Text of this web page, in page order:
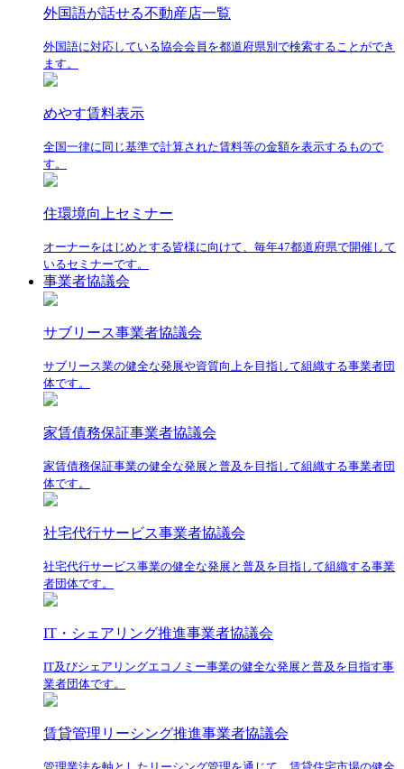
外国語が話せる不動産店一覧
外国語に対応している協会会員を都道府県別で検索することができ
ます。
めやす賃料表示
全国一律に同じ基準で計算された賃料等の金額を表示するもので
す。
住環境向上セミナー
オーナーをはじめとする皆様に向けて、毎年47都道府県で開催して
いるセミナーです。
事業者協議会
サブリース事業者協議会
サブリース業の健全な発展や資質向上を目指して組織する事業者団
体です。
家賃債務保証事業者協議会
家賃債務保証事業の健全な発展と普及を目指して組織する事業者団
体です。
社宅代行サービス事業者協議会
社宅代行サービス事業の健全な発展と普及を目指して組織する事業
者団体です。
IT・シェアリング推進事業者協議会
IT及びシェアリングエコノミー事業の健全な発展と普及を目指す事
業者団体です。
賃貸管理リーシング推進事業者協議会